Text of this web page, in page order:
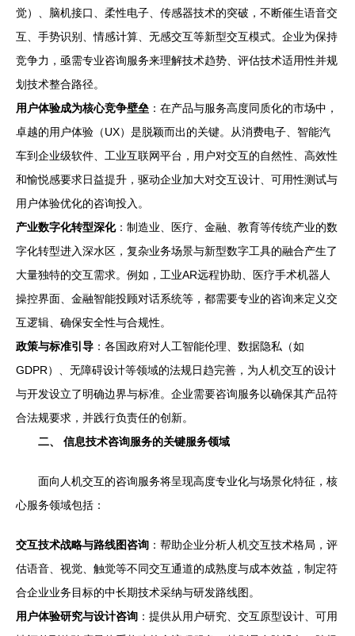
觉）、脑机接口、柔性电子、传感器技术的突破，不断催生语音交
互、手势识别、情感计算、无感交互等新型交互模式。企业为保持
竞争力，亟需专业咨询服务来理解技术趋势、评估技术适用性并规
划技术整合路径。
用户体验成为核心竞争壁垒 ：在产品与服务高度同质化的市场中，
卓越的用户体验（UX）是脱颖而出的关键。从消费电子、智能汽
车到企业级软件、工业互联网平台，用户对交互的自然性、高效性
和愉悦感要求日益提升，驱动企业加大对交互设计、可用性测试与
用户体验优化的咨询投入。
产业数字化转型深化：制造业、医疗、金融、教育等传统产业的数
字化转型进入深水区，复杂业务场景与新型数字工具的融合产生了
大量独特的交互需求。例如，工业AR远程协助、医疗手术机器人
操控界面、金融智能投顾对话系统等，都需要专业的咨询来定义交
互逻辑、确保安全性与合规性。
政策与标准引导 ：各国政府对人工智能伦理、数据隐私（如
GDPR）、无障碍设计等领域的法规日趋完善，为人机交互的设计
与开发设立了明确边界与标准。企业需要咨询服务以确保其产品符
合法规要求，并践行负责任的创新。
二、 信息技术咨询服务的关键服务领域
面向人机交互的咨询服务将呈现高度专业化与场景化特征，核
心服务领域包括：
交互技术战略与路线图咨询 ：帮助企业分析人机交互技术格局，评
估语音、视觉、触觉等不同交互通道的成熟度与成本效益，制定符
合企业业务目标的中长期技术采纳与研发路线图。
用户体验研究与设计咨询 ：提供从用户研究、交互原型设计、可用